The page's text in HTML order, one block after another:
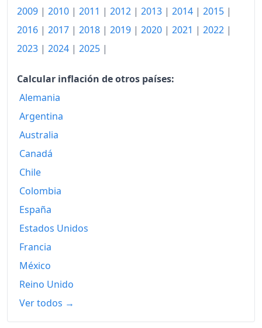
2012
155.53
2013
156.74
2015
158.34
2017
2018
2019
2021
2022
2024
2025
191.68
2009 | 2010 | 2011 | 2012 | 2013 | 2014 | 2015 |
2016 | 2017 | 2018 | 2019 | 2020 | 2021 | 2022 |
2023 | 2024 | 2025 |
Calcular inflación de otros países:
Alemania
Argentina
Australia
Canadá
Chile
Colombia
España
Estados Unidos
Francia
México
Reino Unido
Ver todos →